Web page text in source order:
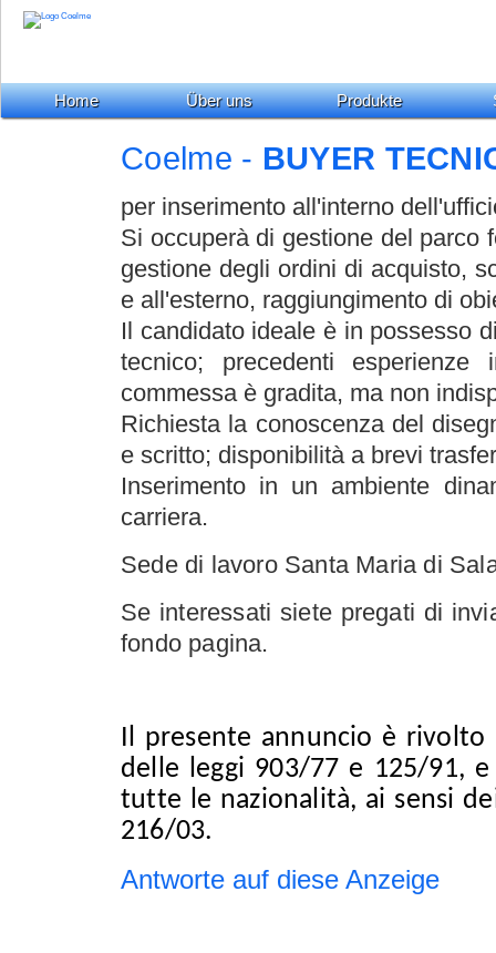
Home Über uns Produkte
Coelme - BUYER
per inserimento all'interno
Si occuperà di gestione del parco
gestione degli ordini di acquisto,
e all'esterno, raggiungimento di
Il candidato ideale è in possesso
tecnico; precedenti
commessa è gradita, ma non
Richiesta la conoscenza del
e scritto; disponibilità a brevi
Inserimento in un ambiente
carriera.
Sede di lavoro Santa Maria di
Se interessati siete pregati di
fondo pagina.
Il presente annuncio è rivolto
delle leggi 903/77 e 125/91,
tutte le nazionalità, ai sensi
216/03.
Antworte auf diese Anzeige